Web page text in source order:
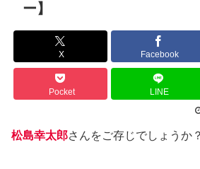
ー】
X Facebook
Pocket LINE
松島幸太郎さんをご存じでしょうか？